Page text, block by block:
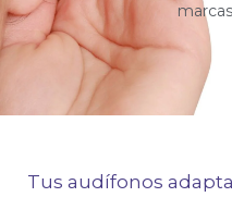
Tus audífonos